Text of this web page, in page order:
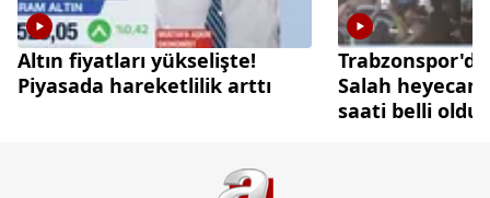
Altın fiyatları yükselişte!
Piyasada hareketlilik arttı
Salah
saati belli oldu